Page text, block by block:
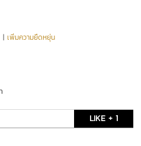
|เพิ่มความยืดหยุ่น
LIKE + 1